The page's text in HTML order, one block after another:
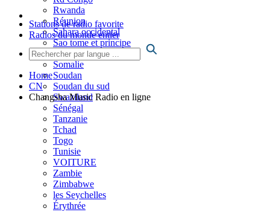
Rwanda
Réunion
Sahara occidental
Sao tome et principe
Sierra Leone
Somalie
Soudan
Soudan du sud
Swaziland
Sénégal
Tanzanie
Tchad
Togo
Tunisie
VOITURE
Zambie
Zimbabwe
les Seychelles
Érythrée
Stations de radio favorite
Radios du monde entier
Home
CN
Changsha Music Radio en ligne